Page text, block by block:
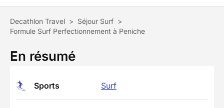
Decathlon Travel > Séjour Surf >
Formule Surf Perfectionnement à Peniche
En résumé
Sports Surf